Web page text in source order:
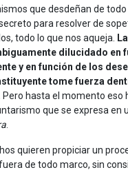
que desdeñan de
para resolver de
todo lo que nos aqueja.
dilucidado en
y en función de los
tome fuerza
Pero hasta el momento eso
que se expresa en
quieren propiciar un
de todo marco, sin